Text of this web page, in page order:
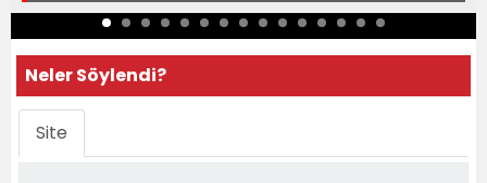
Neler Söylendi?
Site